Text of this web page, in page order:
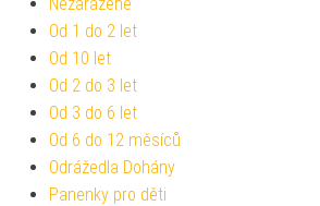
Od 1 do 2 let
Od 10 let
Od 2 do 3 let
Od 3 do 6 let
Od 6 do 12 měsíců
Odrážedla Dohány
Panenky pro děti